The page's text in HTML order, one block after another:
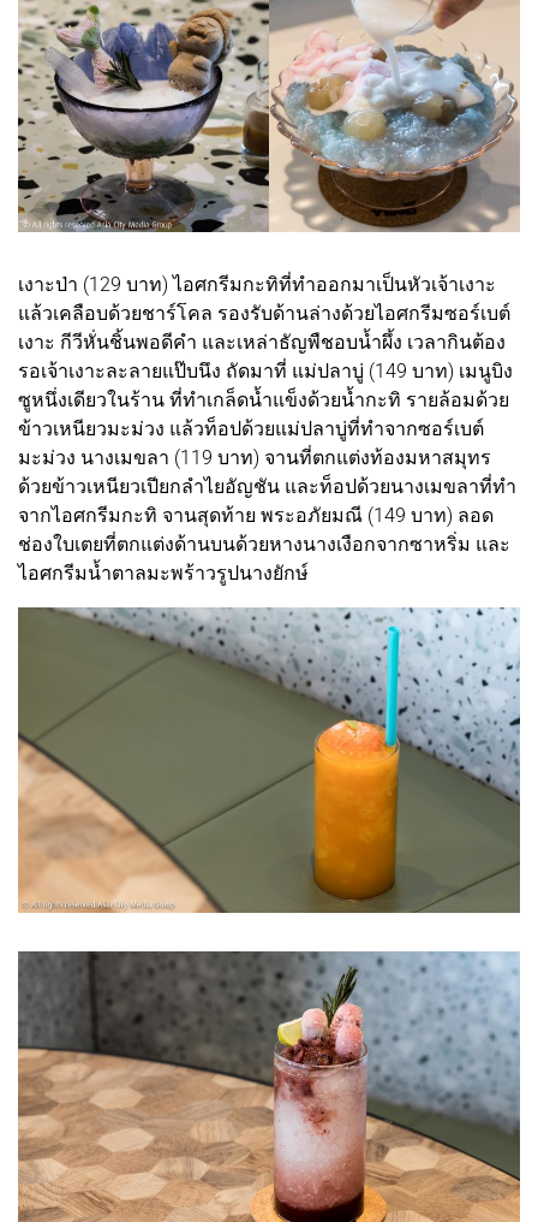
เงาะป่า (129 บาท) ไอศกรีมกะทิที่ทำออกมาเป็นหัวเจ้าเงาะ
แล้วเคลือบด้วยชาร์โคล รองรับด้านล่างด้วยไอศกรีมซอร์เบต์
เงาะ กีวีหั่นชิ้นพอดีคำ และเหล่าธัญพืชอบน้ำผึ้ง เวลากินต้อง
รอเจ้าเงาะละลายแป๊บนึง ถัดมาที่ แม่ปลาบู่ (149 บาท) เมนูบิง
ซูหนึ่งเดียวในร้าน ที่ทำเกล็ดน้ำแข็งด้วยน้ำกะทิ รายล้อมด้วย
ข้าวเหนียวมะม่วง แล้วท็อปด้วยแม่ปลาบู่ที่ทำจากซอร์เบต์
มะม่วง นางเมขลา (119 บาท) จานที่ตกแต่งท้องมหาสมุทร
ด้วยข้าวเหนียวเปียกลำไยอัญชัน และท็อปด้วยนางเมขลาที่ทำ
จากไอศกรีมกะทิ จานสุดท้าย พระอภัยมณี (149 บาท) ลอด
ช่องใบเตยที่ตกแต่งด้านบนด้วยหางนางเงือกจากซาหริ่ม และ
ไอศกรีมน้ำตาลมะพร้าวรูปนางยักษ์